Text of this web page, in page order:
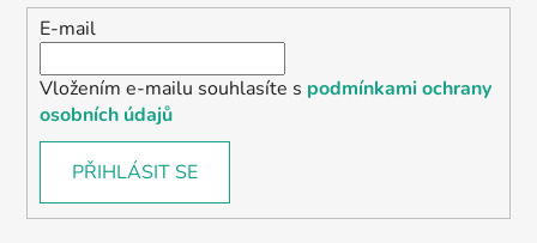
E-mail
Vložením e-mailu souhlasíte s podmínkami ochrany
osobních údajů
PŘIHLÁSIT SE